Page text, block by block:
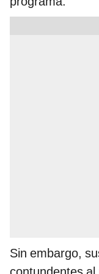
Sin embargo,